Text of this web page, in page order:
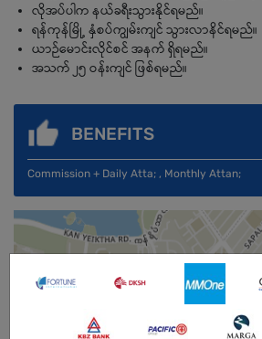
လိုအပ်ပါက နယ်ခရီးသွားနိုင်ရမည်။
ရန်ကုန်မြို့ နှံစပ်ကျွမ်းကျင် သွားလာနိင်ရမည်။
ယာဉ်မောင်းလိုင်စင် အနက် ရှိရမည်။
အသက် ၂၅ ဝန်းကျင် ဖြစ်ရမည်။
BENEFITS
Commission + Daily Atta; , Monthly Attan;